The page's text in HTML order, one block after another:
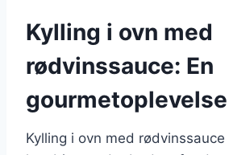
Kylling i ovn med
rødvinssauce: En
gourmetoplevelse
Kylling i ovn med